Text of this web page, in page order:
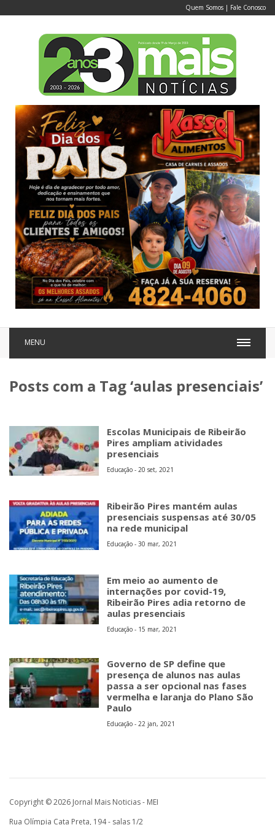
Quem Somos | Fale Conosco
MENU
Posts com a Tag ‘aulas presenciais’
Escolas Municipais de Ribeirão
Pires ampliam atividades
presenciais
Educação - 20 set, 2021
Ribeirão Pires mantém aulas
presenciais suspensas até 30/05
na rede municipal
Educação - 30 mar, 2021
Em meio ao aumento de
internações por covid-19,
Ribeirão Pires adia retorno de
aulas presenciais
Educação - 15 mar, 2021
Governo de SP define que
presença de alunos nas aulas
passa a ser opcional nas fases
vermelha e laranja do Plano São
Paulo
Educação - 22 jan, 2021
Copyright © 2026 Jornal Mais Noticias - MEI
Rua Olímpia Cata Preta, 194 - salas 1/2